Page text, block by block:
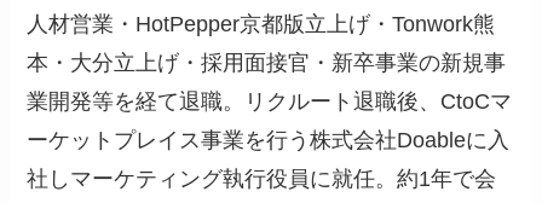
人材営業・HotPepper京都版立上げ・Tonwork熊
本・大分立上げ・採用面接官・新卒事業の新規事
業開発等を経て退職。リクルート退職後、CtoCマ
ーケットプレイス事業を行う株式会社Doableに入
社しマーケティング執行役員に就任。約1年で会